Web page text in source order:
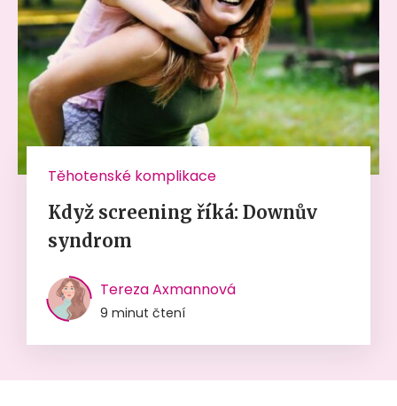
Těhotenské komplikace
Když screening říká: Downův
syndrom
Tereza Axmannová
9 minut čtení